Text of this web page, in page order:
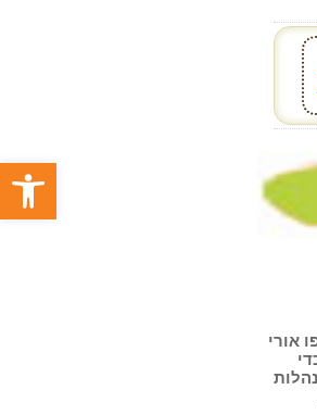
פתח
אורי